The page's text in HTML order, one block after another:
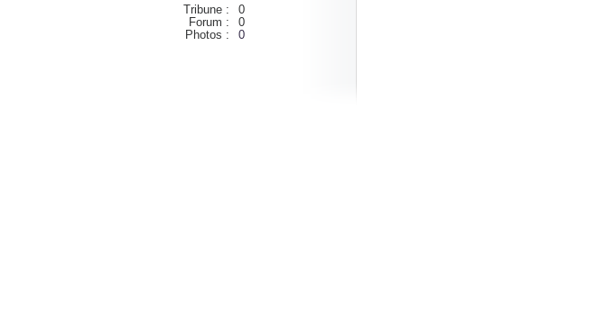
Tribune :
0
Forum :
0
Photos :
0